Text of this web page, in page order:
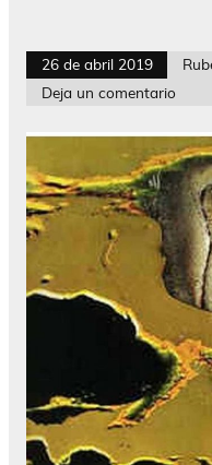
26 de abril 2019
Deja un comentario